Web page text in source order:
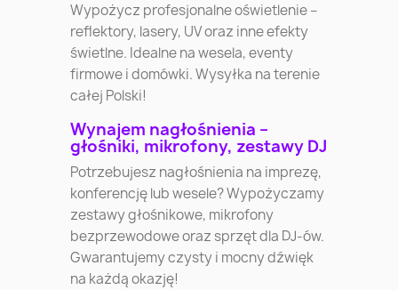
Wypożycz profesjonalne oświetlenie –
reflektory, lasery, UV oraz inne efekty
świetlne. Idealne na wesela, eventy
firmowe i domówki. Wysyłka na terenie
całej Polski!
Wynajem nagłośnienia –
głośniki, mikrofony, zestawy DJ
Potrzebujesz nagłośnienia na imprezę,
konferencję lub wesele? Wypożyczamy
zestawy głośnikowe, mikrofony
bezprzewodowe oraz sprzęt dla DJ-ów.
Gwarantujemy czysty i mocny dźwięk
na każdą okazję!